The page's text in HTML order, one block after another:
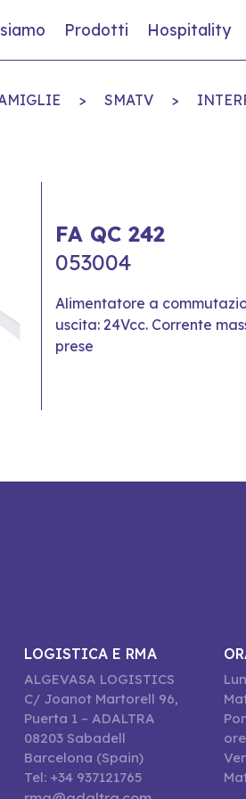
Prodotti Hospitality
> SMATV >
FA QC 242
053004
Alimentatore a
uscita: 24Vcc. Corrente
prese
LOGISTICA E RMA
ALGEVASA LOGISTICS
C/ Joanot Martorell 96,
Puerta 1 – ADALTRA
08203 Sabadell
Barcelona (Spain)
Tel: +34 937121765
ore